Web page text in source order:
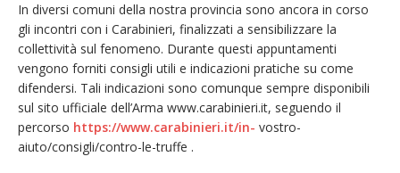
In diversi comuni della nostra provincia sono ancora in corso
gli incontri con i Carabinieri, finalizzati a sensibilizzare la
collettività sul fenomeno. Durante questi appuntamenti
vengono forniti consigli utili e indicazioni pratiche su come
difendersi. Tali indicazioni sono comunque sempre disponibili
sul sito ufficiale dell’Arma www.carabinieri.it, seguendo il
percorso https://www.carabinieri.it/in- vostro-
aiuto/consigli/contro-le-truffe .